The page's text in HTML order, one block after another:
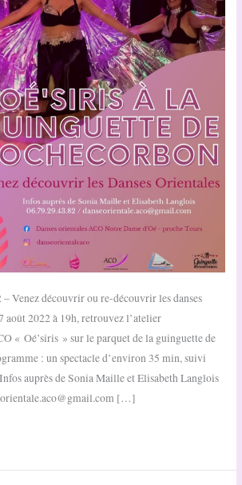
Venez découvrir ou re-découvrir les danses
2022 à 19h, retrouvez l’atelier
« Oé’siris » sur le parquet de la guinguette de
: un spectacle d’environ 35 min, suivi
auprès de Sonia Maille et Elisabeth Langlois
[…]